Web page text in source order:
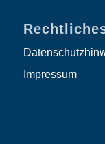
Impressum